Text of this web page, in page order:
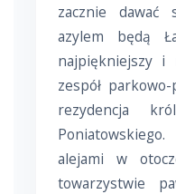
zacznie
azylem będą
najpiękniejszy i
zespół
rezydencja
alejami w
towarzystwie